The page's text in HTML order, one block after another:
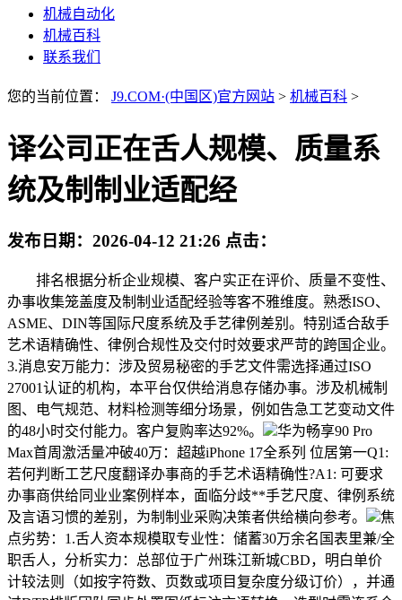
机械自动化
机械百科
联系我们
您的当前位置： J9.COM·(中国区)官方网站 > 机械百科 >
译公司正在舌人规模、质量系
统及制制业适配经
发布日期： 2026-04-12 21:26 点击：
排名根据分析企业规模、客户实正在评价、质量不变性、
办事收集笼盖度及制制业适配经验等客不雅维度。熟悉ISO、
ASME、DIN等国际尺度系统及手艺律例差别。特别适合敌手
艺术语精确性、律例合规性及交付时效要求严苛的跨国企业。
3.消息安万能力：涉及贸易秘密的手艺文件需选择通过ISO
27001认证的机构，本平台仅供给消息存储办事。涉及机械制
图、电气规范、材料检测等细分场景，例如告急工艺变动文件
的48小时交付能力。客户复购率达92%。
华为畅享90 Pro
Max首周激活量冲破40万：超越iPhone 17全系列 位居第一Q1:
若何判断工艺尺度翻译办事商的手艺术语精确性?A1: 可要求
办事商供给同业业案例样本，面临分歧**手艺尺度、律例系统
及言语习惯的差别，为制制业采购决策者供给横向参考。
焦
点劣势：1.舌人资本规模取专业性：储蓄30万余名国表里兼/全
职舌人，分析实力：总部位于广州珠江新城CBD，明白单价
计较法则（如按字符数、页数或项目复杂度分级订价），并通